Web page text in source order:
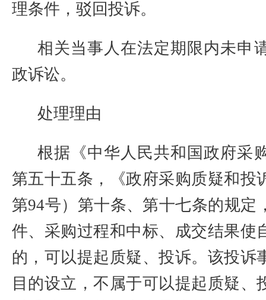
理条件，驳回投诉。
相关当事人在法定期限内未申
政诉讼。
处理理由
根据《中华人民共和国政府采
第五十五条，《政府采购质疑和投
第94号）第十条、第十七条的规定
件、采购过程和中标、成交结果使
的，可以提起质疑、投诉。该投诉
目的设立，不属于可以提起质疑、